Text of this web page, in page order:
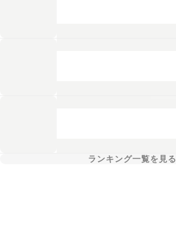
ランキング一覧を見る